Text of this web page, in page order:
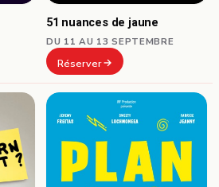
51 nuances de jaune
DU 11 AU 13 SEPTEMBRE
Réserver